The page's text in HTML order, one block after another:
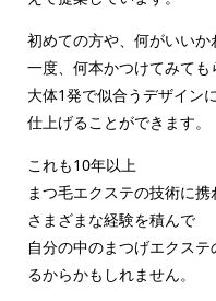
初めての方や、何がいいか
一度、何本かつけてみても
大体1発で似合うデザイン
仕上げることができます。
これも10年以上
まつ毛エクステの技術に携
さまざまな経験を積んで
自分の中のまつげエクス
るからかもしれません。